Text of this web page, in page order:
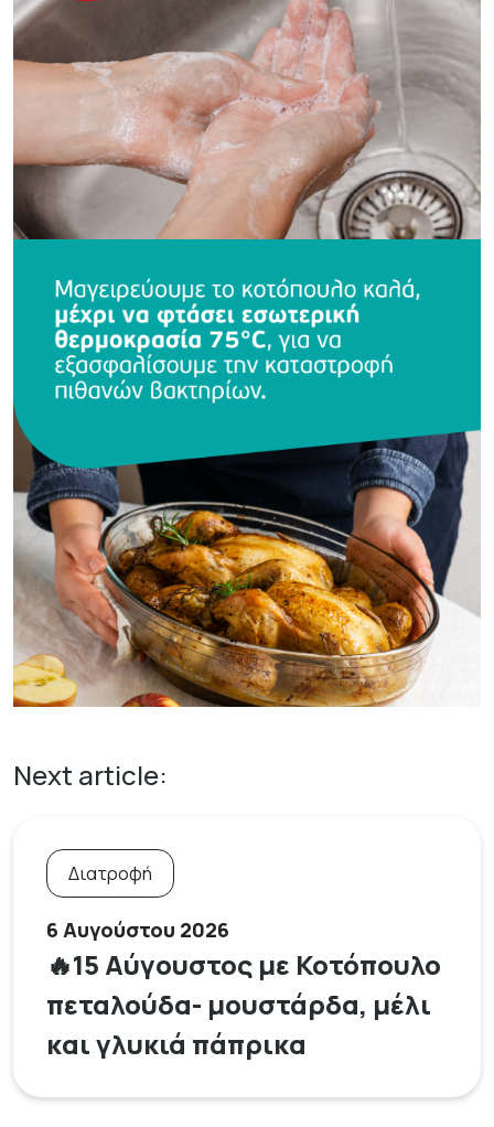
Next article:
Διατροφή
6 Αυγούστου 2026
🔥15 Αύγουστος με Κοτόπουλο
πεταλούδα- μουστάρδα, μέλι
και γλυκιά πάπρικα